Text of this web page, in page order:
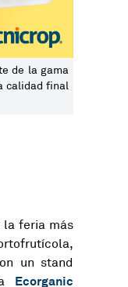
de la gama
calidad final
la feria más
un stand
Ecorganic